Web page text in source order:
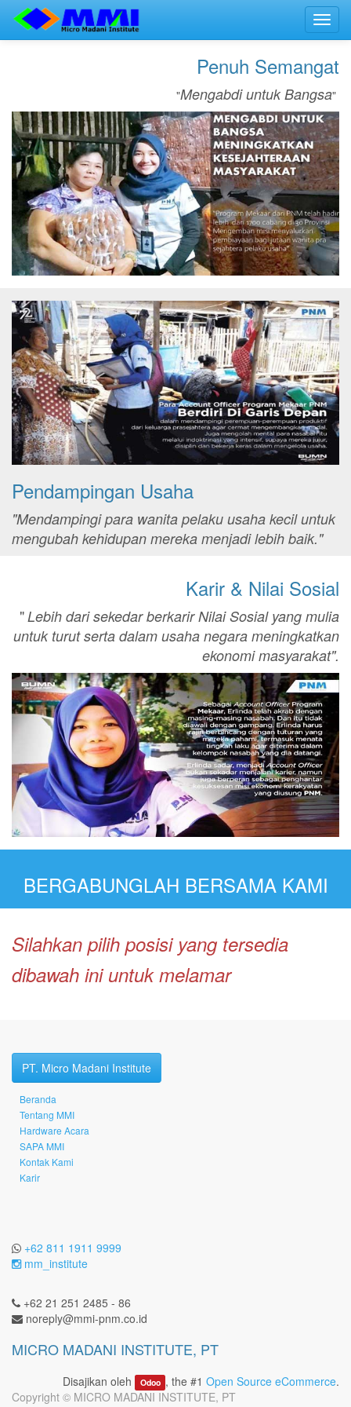
Penuh Semangat
"Mengabdi untuk Bangsa"
Pendampingan Usaha
"Mendampingi para wanita pelaku usaha kecil untuk
mengubah kehidupan mereka menjadi lebih baik."
Karir & Nilai Sosial
"Lebih dari sekedar berkarir Nilai Sosial yang mulia
untuk turut serta dalam usaha negara meningkatkan
ekonomi masyarakat".
BERGABUNGLAH BERSAMA KAMI
Silahkan pilih posisi yang tersedia
dibawah ini untuk melamar
PT. Micro Madani Institute
Beranda
Tentang MMI
Hardware Acara
SAPA MMI
Kontak Kami
Karir
+62 811 1911 9999
mm_institute
+62 21 251 2485 - 86
noreply@mmi-pnm.co.id
MICRO MADANI INSTITUTE, PT
Disajikan oleh Odoo , the #1 Open Source eCommerce.
Copyright © MICRO MADANI INSTITUTE, PT